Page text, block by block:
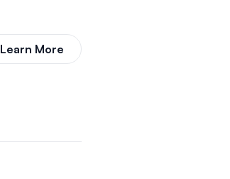
Learn More